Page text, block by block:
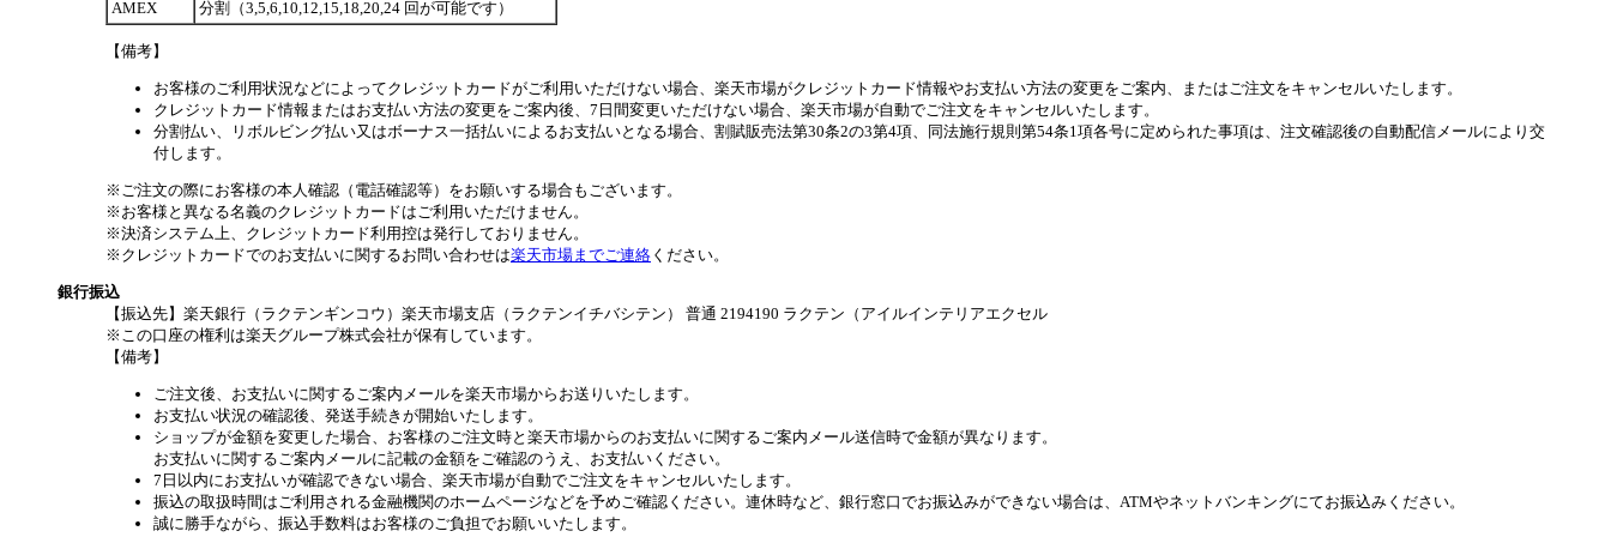
AMEX
分割（3,5,6,10,12,15,18,20,24 回が可能です）
【備考】
お客様のご利用状況などによってクレジットカードがご利用いただけない場合、楽天市場がクレジットカード情報やお支払い方法の変更をご案内、またはご注文をキャンセルいたします。
クレジットカード情報またはお支払い方法の変更をご案内後、7日間変更いただけない場合、楽天市場が自動でご注文をキャンセルいたします。
分割払い、リボルビング払い又はボーナス一括払いによるお支払いとなる場合、割賦販売法第30条2の3第4項、同法施行規則第54条1項各号に定められた事項は、注文確認後の自動配信メールにより交
付します。
※ご注文の際にお客様の本人確認（電話確認等）をお願いする場合もございます。
※お客様と異なる名義のクレジットカードはご利用いただけません。
※決済システム上、クレジットカード利用控は発行しておりません。
※クレジットカードでのお支払いに関するお問い合わせは楽天市場までご連絡 ください。
銀行振込
【振込先】楽天銀行（ラクテンギンコウ）楽天市場支店（ラクテンイチバシテン） 普通 2194190 ラクテン（アイルインテリアエクセル
※この口座の権利は楽天グループ株式会社が保有しています。
【備考】
ご注文後、お支払いに関するご案内メールを楽天市場からお送りいたします。
お支払い状況の確認後、発送手続きが開始いたします。
ショップが金額を変更した場合、お客様のご注文時と楽天市場からのお支払いに関するご案内メール送信時で金額が異なります。
お支払いに関するご案内メールに記載の金額をご確認のうえ、お支払いください。
7日以内にお支払いが確認できない場合、楽天市場が自動でご注文をキャンセルいたします。
振込の取扱時間はご利用される金融機関のホームページなどを予めご確認ください。連休時など、銀行窓口でお振込みができない場合は、ATMやネットバンキングにてお振込みください。
誠に勝手ながら、振込手数料はお客様のご負担でお願いいたします。